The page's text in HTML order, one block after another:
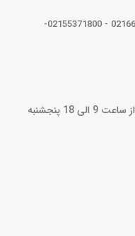
شماره تماس: 09394223237 - 02166915018 - 02155371800-
ساعات پاسخگویی : شنبه تا چهارشنبه از ساعت 9 الی 18 پنجشنبه